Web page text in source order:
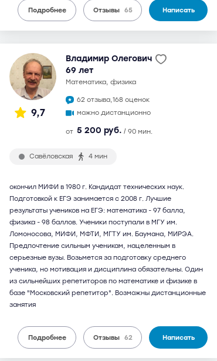
Подробнее Отзывы 65 Написать
9,7
Владимир Олегович
69 лет
математика, физика
62 отзыва,168 оценок
можно дистанционно
от 5 200 руб. / 90 мин.
Савёловская 4 мин
окончил МИФИ в 1980 г. Кандидат технических наук.
Подготовкой к ЕГЭ занимается с 2008 г. Лучшие
результаты учеников на ЕГЭ: математика - 97 балла,
физика - 98 баллов. Ученики поступали в МГУ им.
Ломоносова, МИФИ, МФТИ, МГТУ им. Баумана, МИРЭА.
Предпочтение сильным ученикам, нацеленным в
серьезные вузы. Возьмется за подготовку среднего
ученика, но мотивация и дисциплина обязательны. Один
из сильнейших репетиторов по математике и физике в
базе "Московский репетитор". Возможны дистанционные
занятия
Подробнее Отзывы 62 Написать